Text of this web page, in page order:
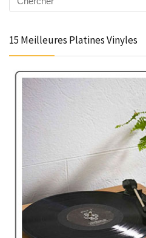
15 Meilleures Platines Vinyles